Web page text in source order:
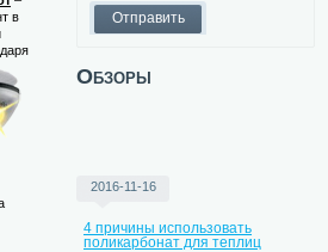
в
Обзоры
2016-11-16
4 причины использовать
поликарбонат для теплиц